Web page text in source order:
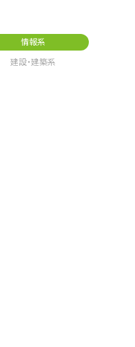
情報系
建設・建築系